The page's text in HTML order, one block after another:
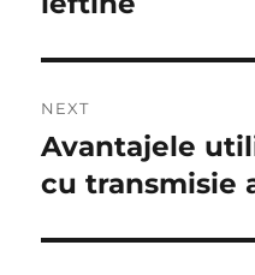
NEXT
Next
post:
Avantajele
cu transmisie